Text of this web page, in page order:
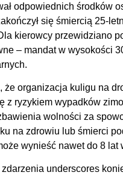
odpowiednich środków
się śmiercią 25-
kierowcy przewidziano
– mandat w wysokości
że organizacja kuligu na
z ryzykiem wypadków
wolności za
na zdrowiu lub śmierci
wynieść nawet do 8 lat
underscores